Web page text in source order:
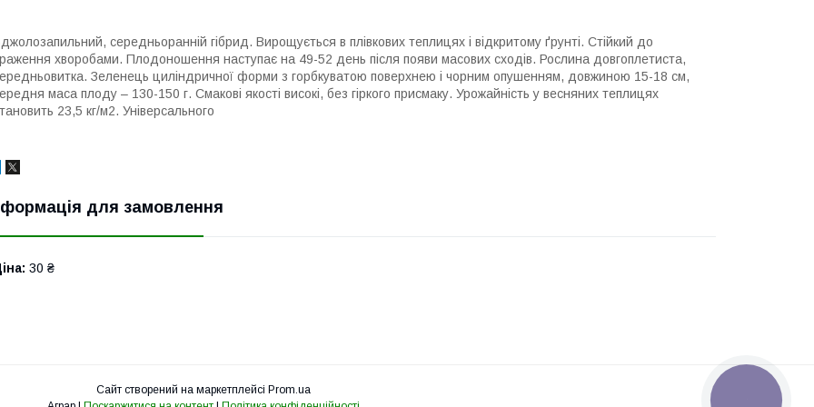
середньоранній гібрид. Вирощується в плівкових теплицях і відкритому ґрунті. Стійкий до
хворобами. Плодоношення наступає на 49-52 день після появи масових сходів. Рослина довгоплетиста,
Зеленець циліндричної форми з горбкуватою поверхнею і чорним опушенням, довжиною 15-18 см,
маса плоду – 130-150 г. Смакові якості високі, без гіркого присмаку. Урожайність у весняних теплицях
23,5 кг/м2. Універсального
для замовлення
30 ₴
Сайт створений на маркетплейсі Prom.ua